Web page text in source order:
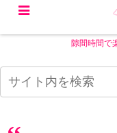
隙間時間で